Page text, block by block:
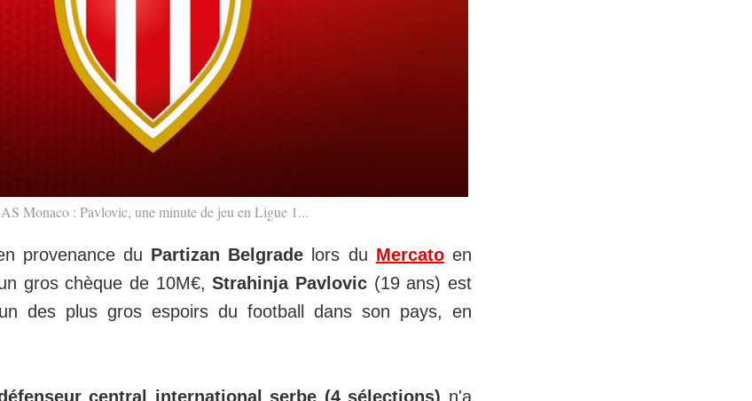
AS Monaco : Pavlovic, une minute de jeu en Ligue 1...
provenance du Partizan Belgrade lors du Mercatoen
gros chèque de 10M€,Strahinja Pavlovic (19 ans) est
des plus gros espoirs du football dans son pays, en
central international serbe (4 sélections) n'a